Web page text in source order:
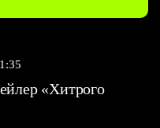
«Хитрого